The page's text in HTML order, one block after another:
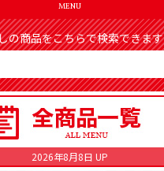
MENU
の商品をこちらで検索できます
2026年8月8日 UP